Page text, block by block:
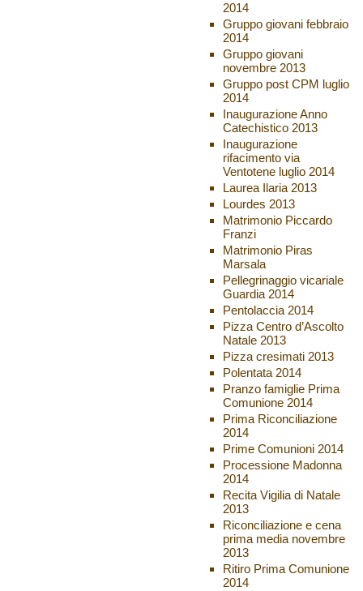
2014
Gruppo giovani febbraio
2014
Gruppo giovani
novembre 2013
Gruppo post CPM luglio
2014
Inaugurazione Anno
Catechistico 2013
Inaugurazione
rifacimento via
Ventotene luglio 2014
Laurea Ilaria 2013
Lourdes 2013
Matrimonio Piccardo
Franzi
Matrimonio Piras
Marsala
Pellegrinaggio vicariale
Guardia 2014
Pentolaccia 2014
Pizza Centro d’Ascolto
Natale 2013
Pizza cresimati 2013
Polentata 2014
Pranzo famiglie Prima
Comunione 2014
Prima Riconciliazione
2014
Prime Comunioni 2014
Processione Madonna
2014
Recita Vigilia di Natale
2013
Riconciliazione e cena
prima media novembre
2013
Ritiro Prima Comunione
2014